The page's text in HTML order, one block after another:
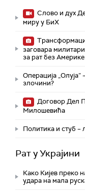
Слово и дух
миру у БиХ
заговара
за рат без
Операција „Олуја”
злочини?
Договор Дел
Милошевића
Политика и стуб –
Рат у Украјини
Како Кијев преко
удара на мала